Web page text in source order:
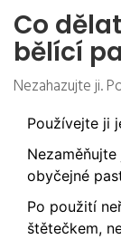
Co
bělící
Nezahazujte ji.
Používejte ji
obyčejné
Po použití
štětečkem,